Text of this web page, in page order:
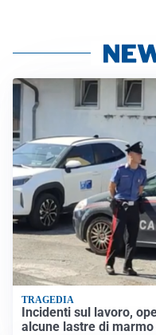
TRAGEDIA
Incidenti sul lavoro,
alcune lastre di marmo